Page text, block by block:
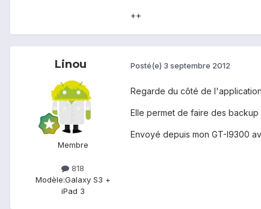
++
Linou
Membre
818
Modèle:Galaxy S3 +
iPad 3
Posté(e) 3 septembre 2012
Regarde du côté de
Elle permet de faire des
Envoyé depuis mon GT-I9300